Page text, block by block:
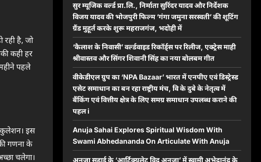
रही है, जो
कही हर
पहले
इस
गणना के
चलेगा।
सुर म्यूजिक वर्ल्ड प्रा.लि., निर्माता सुरिंदर यादव और निर्देशक
विजय यादव की भोजपुरी फिल्म ‘गंगा जमुना सरस्वती’ की शूटिंग
ग्रैंड मुहूर्त करके शुरू महराजगंज, भदोही में
‘कैलाश के निवासी’ वर्ल्डवाइड रिकॉर्ड्स पर रिलीज, एक्ट्रेस माही
श्रीवास्तव और सिंगर शिवानी सिंह का नया बोलबम गीत
वीकेडीएल ग्रुप का ‘NPA Bazaar’ भारत में एनपीए एवं डिस्ट्रेस्ड
एसेट समाधान का बन रहा राष्ट्रीय मंच, वि के दुबे के नेतृत्व में
बैंकिंग एवं वित्तीय क्षेत्र के लिए समग्र समाधान उपलब्ध कराने की
पहल i
Anuja Sahai Explores Spiritual Wisdom With
Swami Abhedananda On Articulate With Anuja
अनुजा सहाई के ‘आर्टिक्युलेट विद अनुजा’ में स्वामी अभेदानंद के